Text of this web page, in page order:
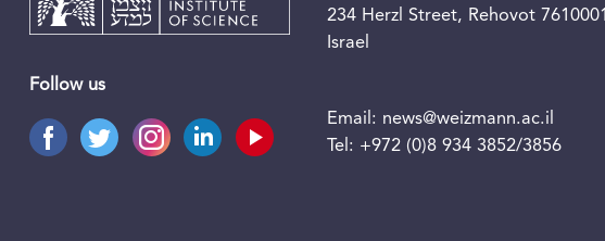
Follow us
234 Herzl Street, Rehovot 7610001
Israel
Email: news@weizmann.ac.il
Tel: +972 (0)8 934 3852/3856